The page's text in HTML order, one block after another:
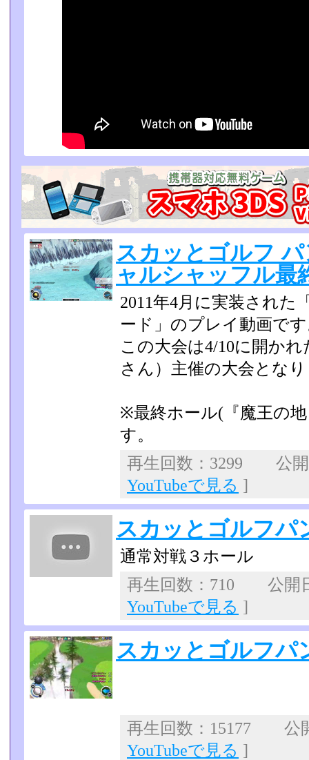
スカッとゴルフ
ャルシャッフル最
2011年4月に実装された
ード」のプレイ動画で
この大会は4/10に開か
さん）主催の大会とな
※最終ホール(『魔王の
す。
再生回数：3299 公
YouTubeで見る ]
スカッとゴルフ
通常対戦３ホール
再生回数：710 公開
YouTubeで見る ]
スカッとゴルフパ
再生回数：15177 公
YouTubeで見る ]